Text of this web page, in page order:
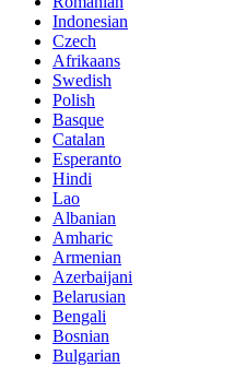
Indonesian
Czech
Afrikaans
Swedish
Polish
Basque
Catalan
Esperanto
Hindi
Lao
Albanian
Amharic
Armenian
Azerbaijani
Belarusian
Bengali
Bosnian
Bulgarian